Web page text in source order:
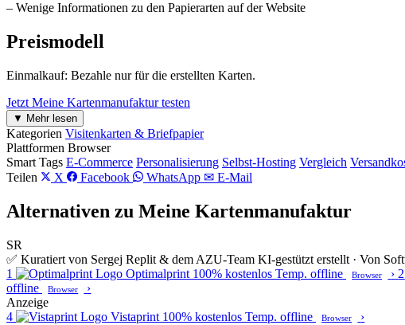
– Wenige Informationen zu den Papierarten auf der Website
Preismodell
Einmalkauf: Bezahle nur für die erstellten Karten.
Jetzt Meine Kartenmanufaktur testen
▼ Mehr lesen
Kategorien Visitenkarten & Briefpapier
Plattformen Browser
Smart Tags E-Commerce Personalisierung Selbst-Hosting Vergleich
Teilen
X Facebook WhatsApp ✉ E-Mail
Alternativen zu Meine Kartenmanufaktur
SR
✅ Kuratiert von Sergej Replit & dem AZU-Team KI-gestützt erstellt · Von
1
Optimalprint 100% kostenlos Temp. offline Browser › 2
offline
Browser
›
Anzeige
4
Vistaprint 100% kostenlos Temp. offline Browser ›